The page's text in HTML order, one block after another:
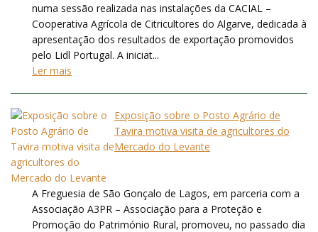
numa sessão realizada nas instalações da CACIAL –
Cooperativa Agrícola de Citricultores do Algarve, dedicada à
apresentação dos resultados de exportação promovidos
pelo Lidl Portugal. A iniciat...
Ler mais
Exposição sobre o Posto Agrário de
Tavira motiva visita de agricultores do
Mercado do Levante
A Freguesia de São Gonçalo de Lagos, em parceria com a
Associação A3PR – Associação para a Proteção e
Promoção do Património Rural, promoveu, no passado dia